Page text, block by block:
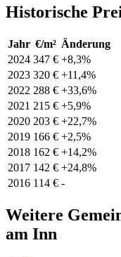
Historische
Jahr €/m² Änderung
2024 347 € +8,3%
2023 320 € +11,4%
2022 288 € +33,6%
2021 215 € +5,9%
2020 203 € +22,7%
2019 166 € +2,5%
2018 162 € +14,2%
2017 142 € +24,8%
2016 114 € -
Weitere
am Inn